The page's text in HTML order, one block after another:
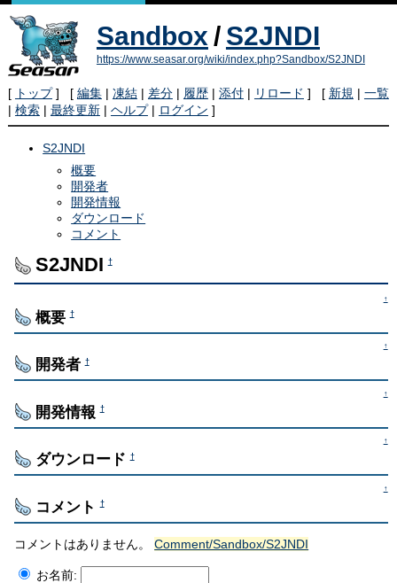
Sandbox / S2JNDI
https://www.seasar.org/wiki/index.php?Sandbox/S2JNDI
[ トップ] [ 編集| 凍結| 差分| 履歴| 添付| リロード ] [ 新規 | 一覧
| 検索| 最終更新| ヘルプ| ログイン ]
S2JNDI
概要
開発者
開発情報
ダウンロード
コメント
S2JNDI †
↑
概要 †
↑
開発者 †
↑
開発情報 †
↑
ダウンロード †
↑
コメント †
コメントはありません。Comment/Sandbox/S2JNDI
お名前: